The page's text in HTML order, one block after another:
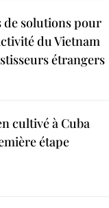
de solutions pour
du Vietnam
étrangers
cultivé à Cuba
étape